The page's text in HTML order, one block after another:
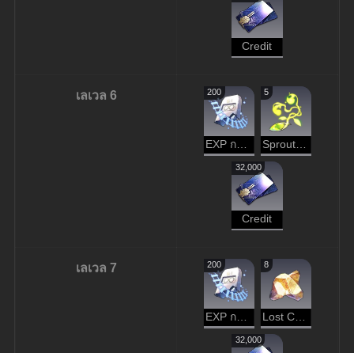
Credit
เลเวล 6 200
EXP การบุกเบิก
5
Sprout of Life
32,000
Credit
เลเวล 7 200
EXP การบุกเบิก
8
Lost Crystal
32,000